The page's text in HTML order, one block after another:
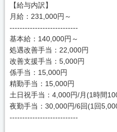
【給与内訳】
月給：231,000円～
---------------------------
基本給：140,000円～
処遇改善手当：22,000円
改善支援手当：5,000円
係手当：15,000円
精勤手当：15,000円
土日祝手当：4,000円/月(1時間
夜勤手当：30,000円/6回(1回
---------------------------